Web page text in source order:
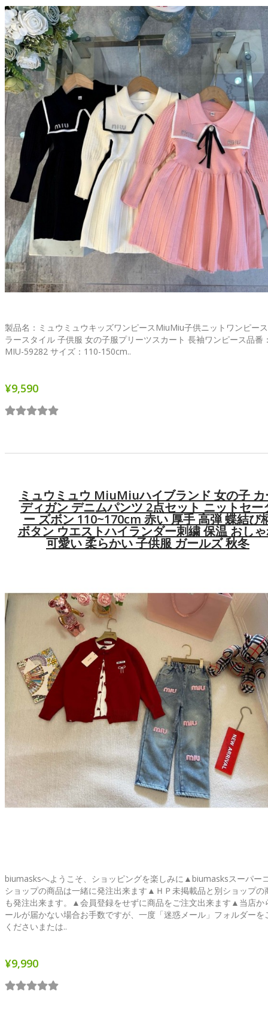
製品名：ミュウミュウキッズワンピースMiuMiu子供ニットワンピー
ラースタイル 子供服 女の子服プリーツスカート 長袖ワンピース品番
MIU-59282 サイズ：110-150cm..
¥9,590
ミュウミュウ MiuMiuハイブランド 女の子 カ
ディガン デニムパンツ 2点セット ニットセー
ー ズボン 110~170cm 赤い 厚手 高弾 蝶結び
ボタン ウエストハイランダー刺繍 保温 おし
可愛い 柔らかい 子供服 ガールズ 秋冬
biumasksへようこそ、ショッピングを楽しみに▲biumasksスーパー
ショップの商品は一緒に発注出来ます▲ＨＰ未掲載品と別ショップの
も発注出来ます。▲会員登録をせずに商品をご注文出来ます▲当店か
ールが届かない場合お手数ですが、一度「迷惑メール」フォルダーを
くださいまたは..
¥9,990